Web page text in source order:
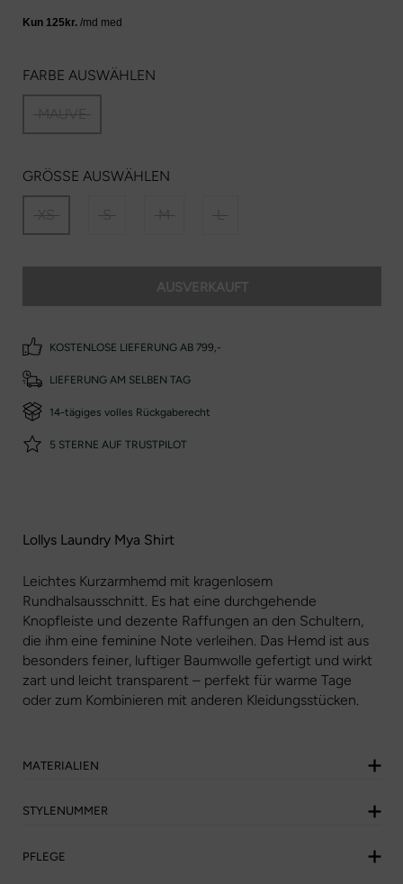
FARBE AUSWÄHLEN
MAUVE
GRÖSSE AUSWÄHLEN
XS S M L
AUSVERKAUFT
KOSTENLOSE LIEFERUNG AB 799,-
LIEFERUNG AM SELBEN TAG
14-tägiges volles Rückgaberecht
5 STERNE AUF TRUSTPILOT
Lollys Laundry Mya Shirt
Leichtes Kurzarmhemd mit kragenlosem
Rundhalsausschnitt. Es hat eine durchgehende
Knopfleiste und dezente Raffungen an den Schultern,
die ihm eine feminine Note verleihen. Das Hemd ist aus
besonders feiner, luftiger Baumwolle gefertigt und wirkt
zart und leicht transparent – ​​perfekt für warme Tage
oder zum Kombinieren mit anderen Kleidungsstücken.
MATERIALIEN
STYLENUMMER
PFLEGE